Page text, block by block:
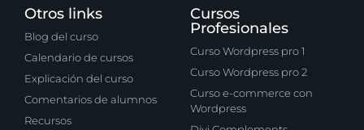
Otros links
Blog del curso
Calendario de cursos
Explicación del curso
Comentarios de alumnos
Recursos
Cursos
Profesionales
Curso Wordpress pro 1
Curso Wordpress pro 2
Curso e-commerce con
Wordpress